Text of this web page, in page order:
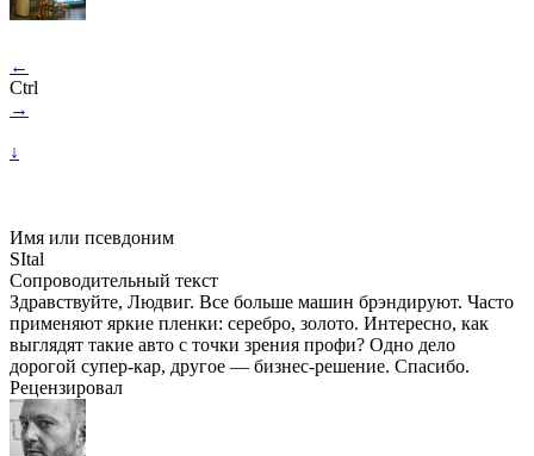
←
Ctrl
→
↓
Имя или псевдоним
SItal
Сопроводительный текст
Здравствуйте, Людвиг. Все больше машин брэндируют. Часто
применяют яркие пленки: серебро, золото. Интересно, как
выглядят такие авто с точки зрения профи? Одно дело
дорогой супер-кар, другое — бизнес-решение. Спасибо.
Рецензировал